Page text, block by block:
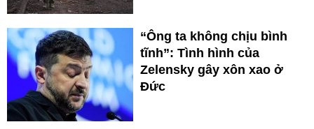
“Ông ta không chịu bình
tĩnh”: Tình hình của
Zelensky gây xôn xao ở
Đức